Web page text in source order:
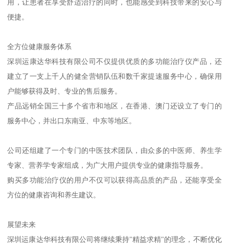
用，让患者在享受舒适治疗的同时，也能感受到科技带来的安心与
便捷。
全方位健康服务体系
深圳运康达华科技有限公司不仅提供优质的多功能治疗仪产品，还
建立了一支上千人的健全营销队伍和数千家提速服务中心，确保用
户能够获得及时、专业的售后服务。
产品远销全国三十多个省市和地区，在香港、澳门还设立了专门的
服务中心，并出口东南亚、中东等地区。
公司还组建了一个专门的中医技术团队，由众多的中医师、养生学
专家、营养学专家组成，为广大用户提供专业的健康指导服务。
购买多功能治疗仪的用户不仅可以获得高品质的产品，还能享受全
方位的健康咨询和养生建议。
展望未来
深圳运康达华科技有限公司将继续秉持"精益求精"的理念，不断优化